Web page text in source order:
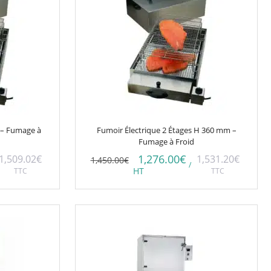
Fumage à
€
TTC
Fumoir Électrique 2 Étages H 360 mm –
Fumage à Froid
1,450.00€ 1,276.00€
HT
/ 1,531.20€
TTC